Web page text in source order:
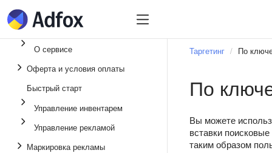
Быстрый старт
О сервисе
Оферта и условия оплаты
Быстрый старт
Управление инвентарем
Управление рекламой
Маркировка рекламы
Таргетинг По
По
Вы можете
вставки
таким образом